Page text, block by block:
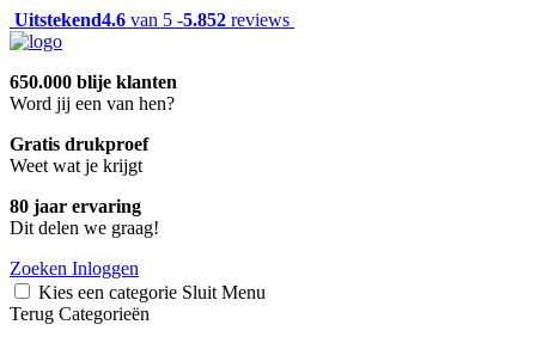
Uitstekend4.6 van 5 -5.852 reviews
650.000 blije klanten
Word jij een van hen?
Gratis drukproef
Weet wat je krijgt
80 jaar ervaring
Dit delen we graag!
Zoeken Inloggen
Kies een categorie Sluit Menu
Terug Categorieën